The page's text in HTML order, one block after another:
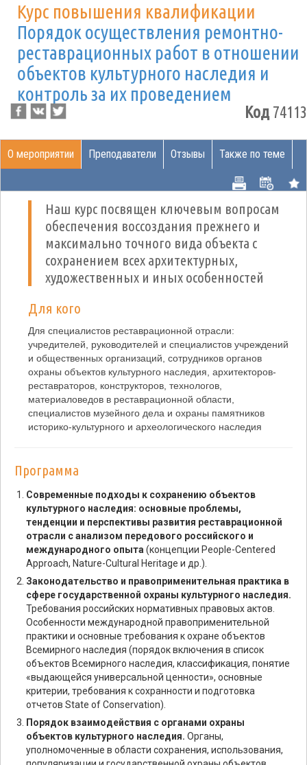
Курс повышения квалификации
Порядок осуществления ремонтно-
реставрационных работ в отношении
объектов культурного наследия и
контроль за их проведением
Код74113
О мероприятии Преподаватели Отзывы Также по теме
Наш курс посвящен ключевым вопросам
обеспечения воссоздания прежнего и
максимально точного вида объекта с
сохранением всех архитектурных,
художественных и иных особенностей
Для кого
Для специалистов реставрационной отрасли:
учредителей, руководителей и специалистов учреждений
и общественных организаций, сотрудников органов
охраны объектов культурного наследия, архитекторов-
реставраторов, конструкторов, технологов,
материаловедов в реставрационной области,
специалистов музейного дела и охраны памятников
историко-культурного и археологического наследия
Программа
Современные подходы к сохранению объектов
культурного наследия: основные проблемы,
тенденции и перспективы развития реставрационной
отрасли с анализом передового российского и
международного опыта (концепции People-Centered
Approach, Nature-Cultural Heritage и др.).
Законодательство и правоприменительная практика в
сфере государственной охраны культурного наследия.
Требования российских нормативных правовых актов.
Особенности международной правоприменительной
практики и основные требования к охране объектов
Всемирного наследия (порядок включения в список
объектов Всемирного наследия, классификация, понятие
«выдающейся универсальной ценности», основные
критерии, требования к сохранности и подготовка
отчетов State of Conservation).
Порядок взаимодействия с органами охраны
объектов культурного наследия. Органы,
уполномоченные в области сохранения, использования,